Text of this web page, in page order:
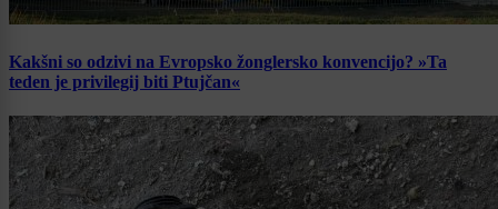
Kakšni so odzivi na Evropsko žonglersko konvencijo? »Ta
teden je privilegij biti Ptujčan«